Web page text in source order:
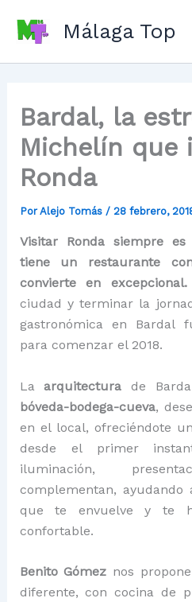
Málaga Top
Bardal, la
Michelín que
Ronda
PorAlejo Tomás / 28 febrero,
Visitar Ronda siempre
tiene un restaurante
convierte en excepcional.
ciudad y terminar la
gastronómica en Bardal
para comenzar el 2018.
Laarquitectura de
bóveda-bodega-cueva,
en el local, ofreciéndote
desde el primer
iluminación,
complementan,
que te envuelve y te
confortable.
Benito Gómez nos
diferente, con cocina de